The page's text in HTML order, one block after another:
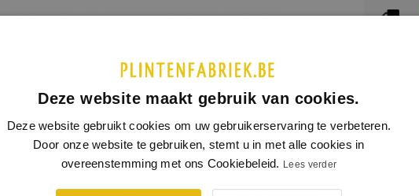
PRODUCTINFORMATIE SPECIFICATIES
Let op: bij de levering van plaatmateriaal is het noodzakelijk dat je thuis
Deze website maakt gebruik van cookies.
Deze website gebruikt cookies om uw gebruikerservaring te verbeteren.
Door onze website te gebruiken, stemt u in met alle cookies in
overeenstemming met ons Cookiebeleid. Lees verder